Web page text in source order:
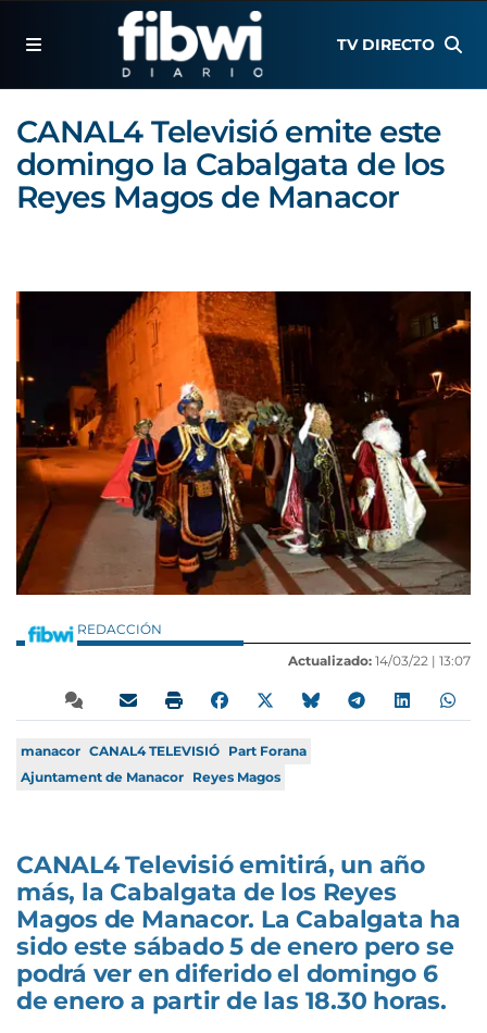
TV DIRECTO
CANAL4 Televisió emite este
domingo la Cabalgata de los
Reyes Magos de Manacor
REDACCIÓN
Actualizado: 14/03/22 | 13:07
manacor CANAL4 TELEVISIÓ Part Forana
Ajuntament de Manacor Reyes Magos
CANAL4 Televisió emitirá, un año
más, la Cabalgata de los Reyes
Magos de Manacor. La Cabalgata ha
sido este sábado 5 de enero pero se
podrá ver en diferido el domingo 6
de enero a partir de las 18.30 horas.